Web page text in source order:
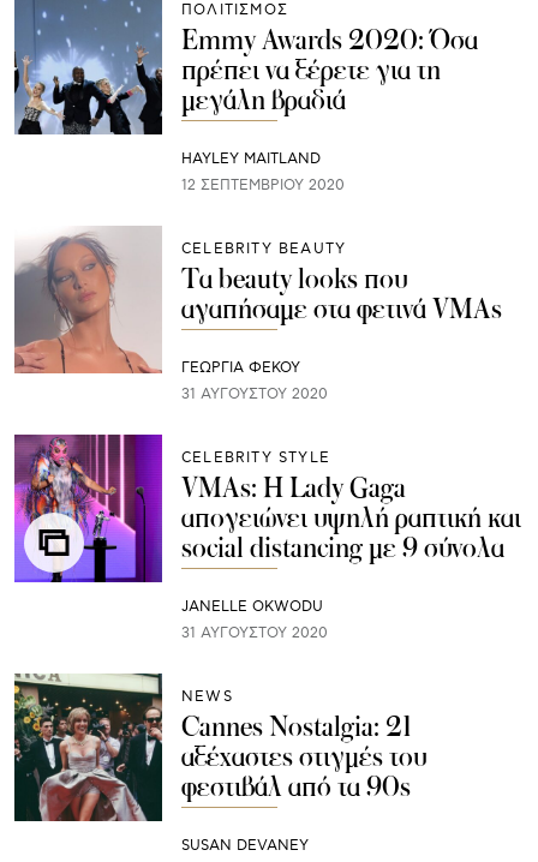
ΠΟΛΙΤΙΣΜΟΣ
Emmy Awards 2020: Όσα
πρέπει να ξέρετε για τη
μεγάλη βραδιά
HAYLEY MAITLAND
12 ΣΕΠΤΕΜΒΡΊΟΥ 2020
CELEBRITY BEAUTY
Τα beauty looks που
αγαπήσαμε στα φετινά VMAs
ΓΕΩΡΓΙΑ ΦΕΚΟΥ
31 ΑΥΓΟΎΣΤΟΥ 2020
CELEBRITY STYLE
VMAs: H Lady Gaga
απογειώνει υψηλή ραπτική και
social distancing με 9 σύνολα
JANELLE OKWODU
31 ΑΥΓΟΎΣΤΟΥ 2020
NEWS
Cannes Nostalgia: 21
αξέχαστες στιγμές του
φεστιβάλ από τα 90s
SUSAN DEVANEY